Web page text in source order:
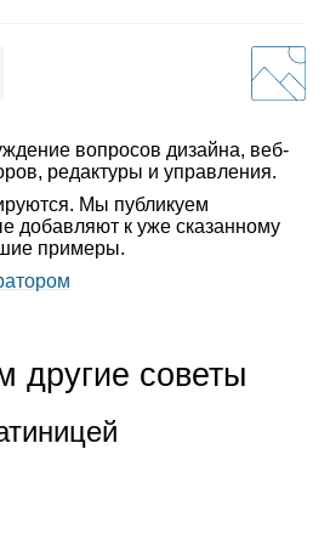
вопросов дизайна, веб-
редактуры и управления.
Мы публикуем
добавляют к уже сказанному
примеры.
другие советы